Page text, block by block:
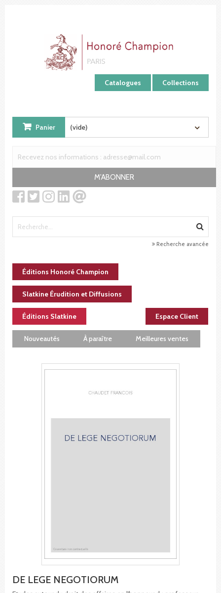
Catalogues Collections
Panier (vide)
M'ABONNER
Recherche avancée
Éditions Honoré Champion
Slatkine Érudition et Diffusions
Éditions Slatkine Espace Client
Nouveautés À paraître Meilleures ventes
DE LEGE NEGOTIORUM